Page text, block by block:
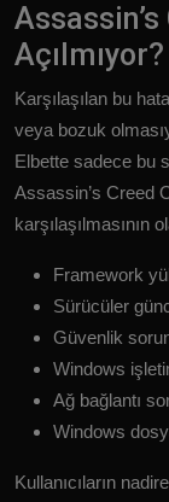
Açılmıyor?
Karşılaşılan bu
veya bozuk
Elbette sadece bu
Assassin’s Creed
karşılaşılmasının
Framework
Sürücüler
Güvenlik
Windows
Ağ bağlantı
Windows
Kullanıcıların